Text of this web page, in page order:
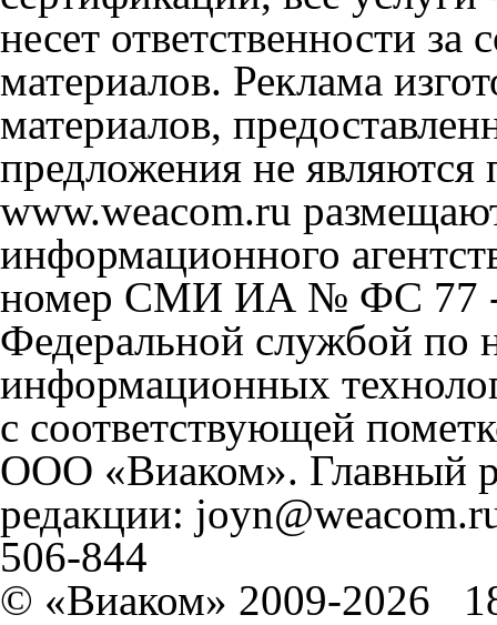
несет ответственности
материалов. Реклама
материалов,
предложения не
www.weacom.ru
информационного
номер СМИ ИА № ФС 77 -
Федеральной службой по
информационных
с соответствующей
ООО «Виаком». Главный
редакции:
506-844
© «Виаком» 2009-2026